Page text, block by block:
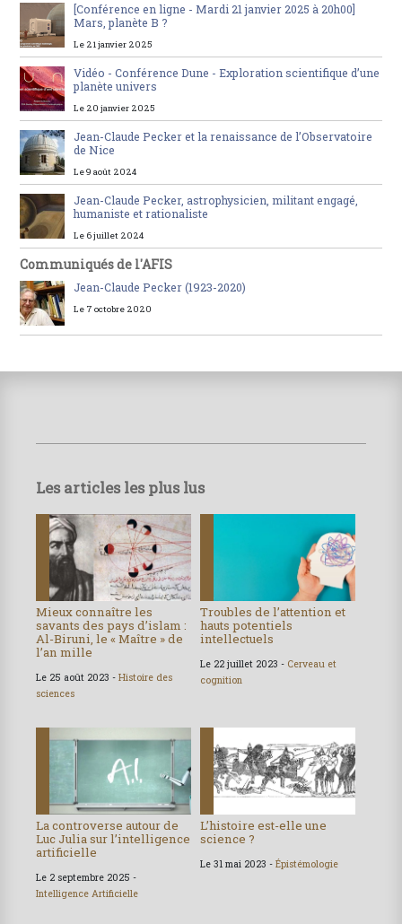
[Conférence en ligne - Mardi 21 janvier 2025 à 20h00]
Mars, planète B ?
Le 21 janvier 2025
Vidéo - Conférence Dune - Exploration scientifique d’une
planète univers
Le 20 janvier 2025
Jean-Claude Pecker et la renaissance de l’Observatoire
de Nice
Le 9 août 2024
Jean-Claude Pecker, astrophysicien, militant engagé,
humaniste et rationaliste
Le 6 juillet 2024
Communiqués de l'AFIS
Jean-Claude Pecker (1923-2020)
Le 7 octobre 2020
Les articles les plus lus
Mieux connaître les
savants des pays d’islam :
Al-Biruni, le « Maître » de
l’an mille
Le 25 août 2023 - Histoire des
sciences
Troubles de l’attention et
hauts potentiels
intellectuels
Le 22 juillet 2023 - Cerveau et
cognition
La controverse autour de
Luc Julia sur l’intelligence
artificielle
Le 2 septembre 2025 -
Intelligence Artificielle
L’histoire est-elle une
science ?
Le 31 mai 2023 - Épistémologie